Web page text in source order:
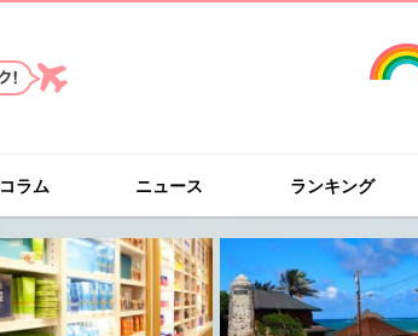
コラム ニュース ランキング